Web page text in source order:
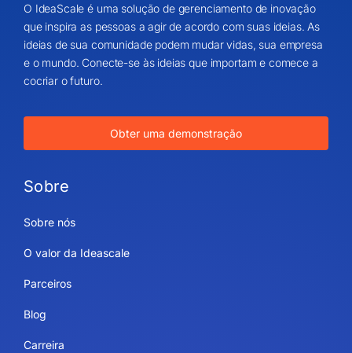
O IdeaScale é uma solução de gerenciamento de inovação
que inspira as pessoas a agir de acordo com suas ideias. As
ideias de sua comunidade podem mudar vidas, sua empresa
e o mundo. Conecte-se às ideias que importam e comece a
cocriar o futuro.
Obter uma demonstração
Sobre
Sobre nós
O valor da Ideascale
Parceiros
Blog
Carreira